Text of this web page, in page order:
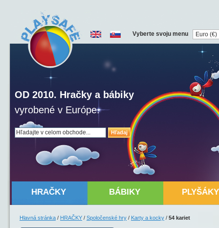
Hľadaj
OD 2010. Hračky a bábiky
vyrobené v Európe.
Vyberte svoju menu
HRAČKY BÁBIKY PLYŠÁKY
Hlavná stránka / HRAČKY / Spoločenské hry / Karty a kocky / 54 kariet